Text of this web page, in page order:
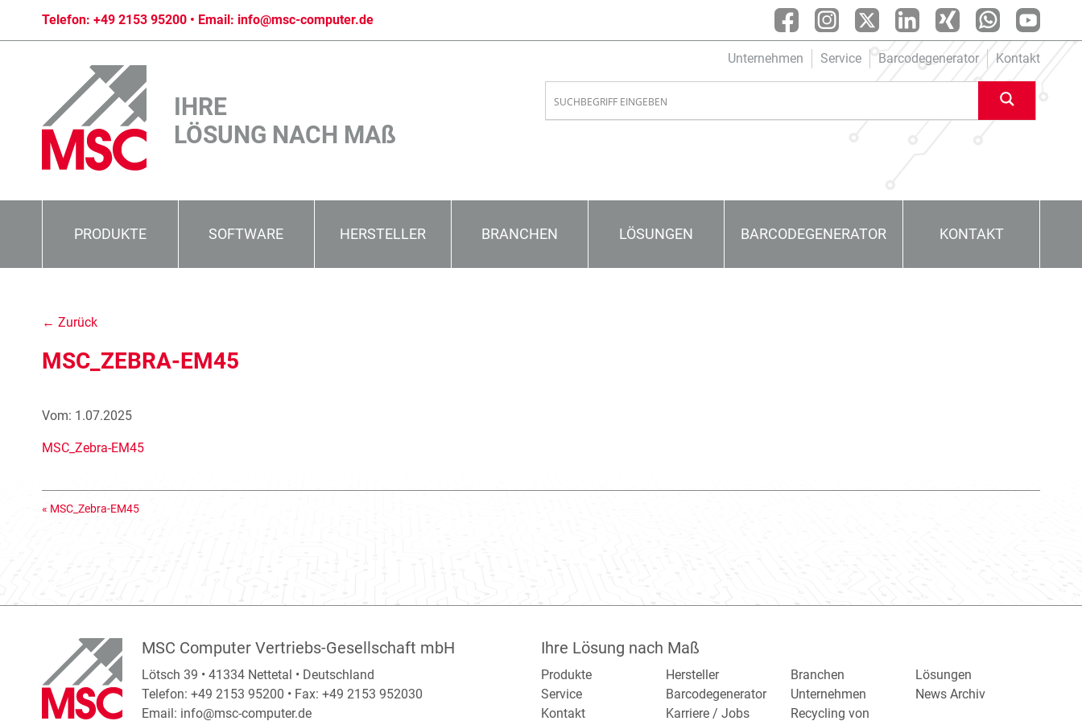
Telefon: +49 2153 95200 • Email: info@msc-computer.de
Unternehmen Service Barcodegenerator Kontakt
IHRE
LÖSUNG NACH MAß
PRODUKTE SOFTWARE HERSTELLER BRANCHEN LÖSUNGEN BARCODEGENERATOR KONTAKT
← Zurück
MSC_ZEBRA-EM45
Vom: 1.07.2025
MSC_Zebra-EM45
« MSC_Zebra-EM45
MSC Computer Vertriebs-Gesellschaft mbH
Lötsch 39 • 41334 Nettetal • Deutschland
Telefon: +49 2153 95200 • Fax: +49 2153 952030
Email: info@msc-computer.de
Ihre Lösung nach Maß
Produkte Hersteller Branchen
Lösungen
Service
Barcodegenerator Unternehmen
News Archiv
Kontakt
Karriere / Jobs Recycling von